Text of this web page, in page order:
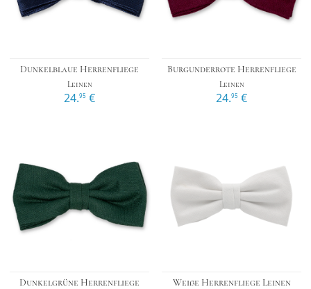
Dunkelblaue Herrenfliege
Leinen
24.95 €
Burgunderrote Herrenfliege
Leinen
24.95 €
Dunkelgrüne Herrenfliege Weiße Herrenfliege Leinen